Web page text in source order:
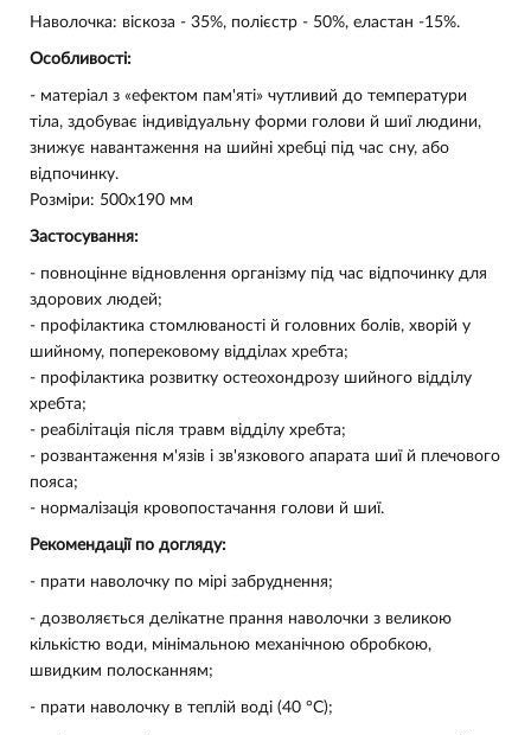
Наволочка: віскоза - 35%, полієстр - 50%, еластан -15%.
Особливості:
- матеріал з «ефектом пам'яті» чутливий до температури
тіла, здобуває індивідуальну форми голови й шиї людини,
знижує навантаження на шийні хребці під час сну, або
відпочинку.
Розміри: 500х190 мм
Застосування:
- повноцінне відновлення організму під час відпочинку для
здорових людей;
- профілактика стомлюваності й головних болів, хворій у
шийному, поперековому відділах хребта;
- профілактика розвитку остеохондрозу шийного відділу
хребта;
- реабілітація після травм відділу хребта;
- розвантаження м'язів і зв'язкового апарата шиї й плечового
пояса;
- нормалізація кровопостачання голови й шиї.
Рекомендації по догляду:
- прати наволочку по мірі забруднення;
- дозволяється делікатне прання наволочки з великою
кількістю води, мінімальною механічною обробкою,
швидким полосканням;
- прати наволочку в теплій воді (40 °С);